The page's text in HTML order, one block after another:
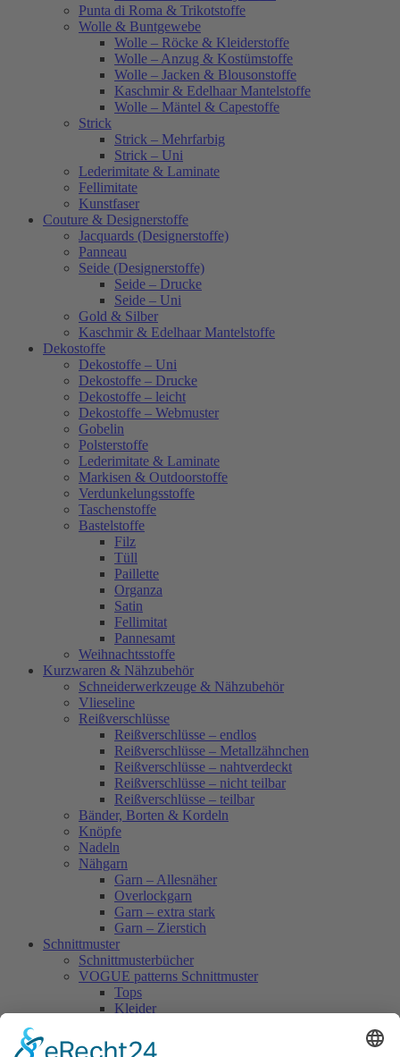
Punta di Roma & Trikotstoffe
Wolle & Buntgewebe
Wolle – Röcke & Kleiderstoffe
Wolle – Anzug & Kostümstoffe
Wolle – Jacken & Blousonstoffe
Kaschmir & Edelhaar Mantelstoffe
Wolle – Mäntel & Capestoffe
Strick
Strick – Mehrfarbig
Strick – Uni
Lederimitate & Laminate
Fellimitate
Kunstfaser
Couture & Designerstoffe
Jacquards (Designerstoffe)
Panneau
Seide (Designerstoffe)
Seide – Drucke
Seide – Uni
Gold & Silber
Kaschmir & Edelhaar Mantelstoffe
Dekostoffe
Dekostoffe – Uni
Dekostoffe – Drucke
Dekostoffe – leicht
Dekostoffe – Webmuster
Gobelin
Polsterstoffe
Lederimitate & Laminate
Markisen & Outdoorstoffe
Verdunkelungsstoffe
Taschenstoffe
Bastelstoffe
Filz
Tüll
Paillette
Organza
Satin
Fellimitat
Pannesamt
Weihnachtsstoffe
Kurzwaren & Nähzubehör
Schneiderwerkzeuge & Nähzubehör
Vlieseline
Reißverschlüsse
Reißverschlüsse – endlos
Reißverschlüsse – Metallzähnchen
Reißverschlüsse – nahtverdeckt
Reißverschlüsse – nicht teilbar
Reißverschlüsse – teilbar
Bänder, Borten & Kordeln
Knöpfe
Nadeln
Nähgarn
Garn – Allesnäher
Overlockgarn
Garn – extra stark
Garn – Zierstich
Schnittmuster
Schnittmusterbücher
VOGUE patterns Schnittmuster
Tops
Kleider
Homewear